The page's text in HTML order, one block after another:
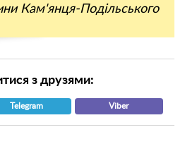
Кам'янця-Подільського
з друзями:
Telegram Viber